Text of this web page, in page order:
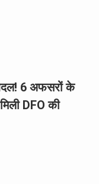
6 अफसरों के
DFO की